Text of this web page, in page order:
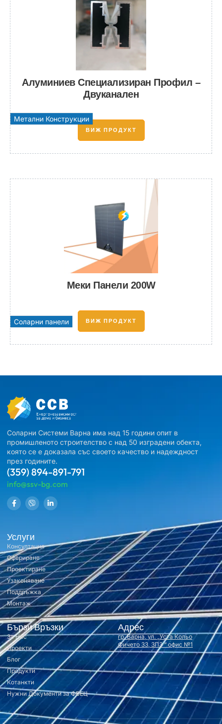
Метални Конструкции
Алуминиев Специализиран Профил –
Двуканален
ВИЖ ПРОДУКТ
Соларни панели
Меки Панели 200W
ВИЖ ПРОДУКТ
Услуги
Консултация
Офериране
Проектиране
Узаконяване
Поддръжка
Монтаж
Бързи Връзки
За Нас
Проекти
Блог
Продукти
Котанкти
Нужни Документи за ФВЕЦ
Адрес
гр. Варна, ул. „Уста Кольо
Фичето 33, ЗПЗ “ офис №1
Соларни Системи Варна има над 15 години опит в
промишленото строителство с над 50 изградени обекта,
която се е доказала със своето качество и надеждност
през годините.
(359) 894-891-791
info@ssv-bg.com